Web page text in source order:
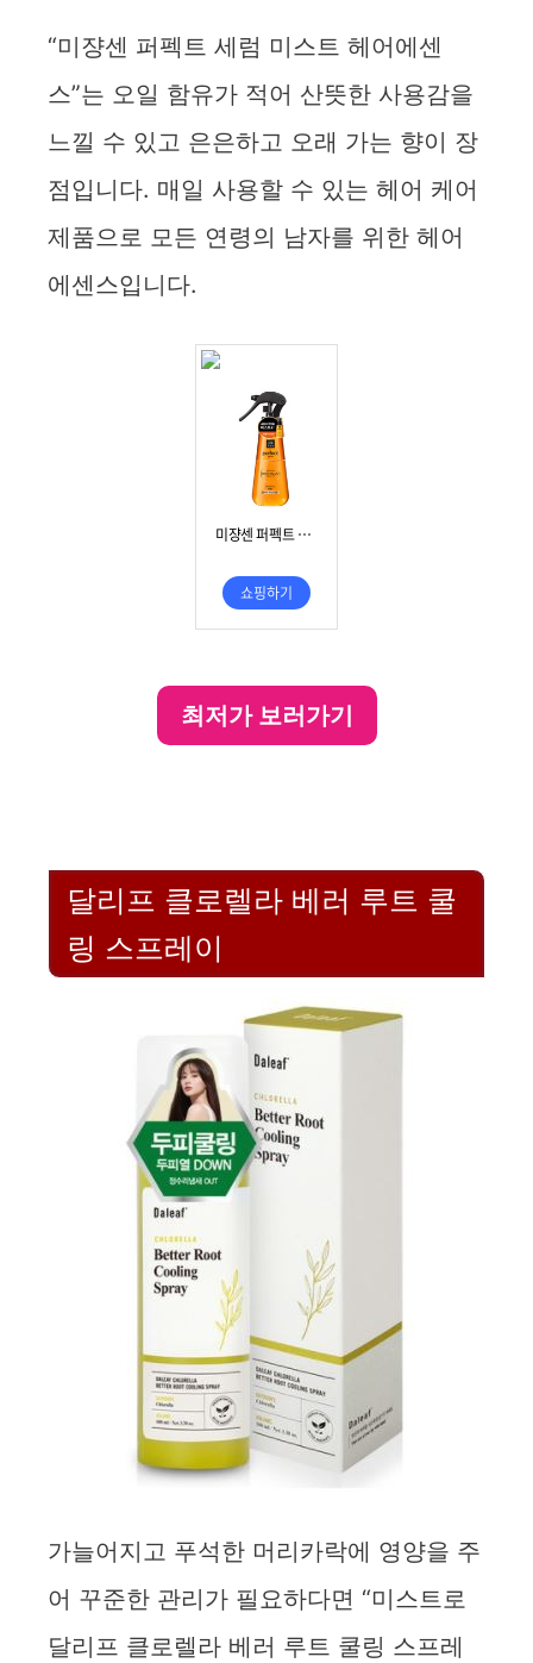
“미쟝센 퍼펙트 세럼 미스트 헤어에센
스”는 오일 함유가 적어 산뜻한 사용감을
느낄 수 있고 은은하고 오래 가는 향이 장
점입니다. 매일 사용할 수 있는 헤어 케어
제품으로 모든 연령의 남자를 위한 헤어
에센스입니다.
최저가 보러가기
달리프 클로렐라 베러 루트 쿨
링 스프레이
가늘어지고 푸석한 머리카락에 영양을 주
어 꾸준한 관리가 필요하다면 “미스트로
달리프 클로렐라 베러 루트 쿨링 스프레